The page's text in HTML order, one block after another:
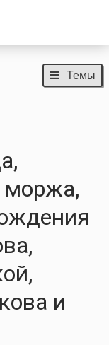
Темы
моржа,
и